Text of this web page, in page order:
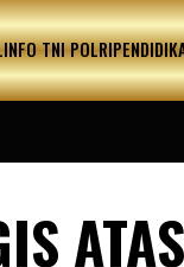
INFO TNI POLRI